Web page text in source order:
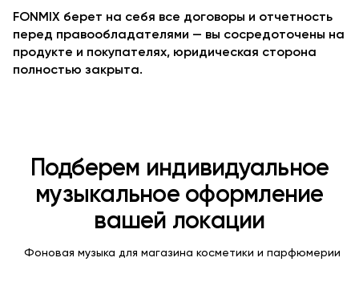
FONMIX берет на себя все договоры и отчетность
перед правообладателями — вы сосредоточены на
продукте и покупателях, юридическая сторона
полностью закрыта.
Подберем индивидуальное
музыкальное оформление
вашей локации
Фоновая музыка для магазина косметики и парфюмерии